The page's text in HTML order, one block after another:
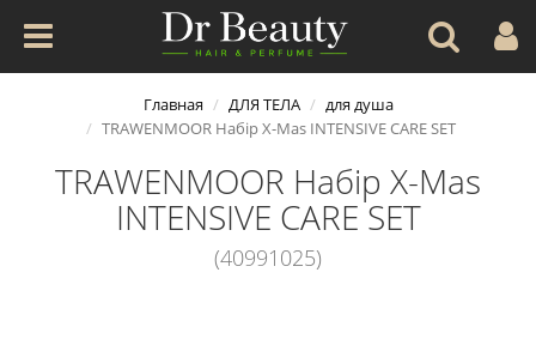
Главная ДЛЯ ТЕЛА
для душа
TRAWENMOOR Набір X-Mas INTENSIVE CARE SET
TRAWENMOOR Набір X-Mas
INTENSIVE CARE SET
(40991025)